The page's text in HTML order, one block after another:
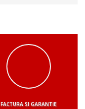
FACTURA SI GARANTIE